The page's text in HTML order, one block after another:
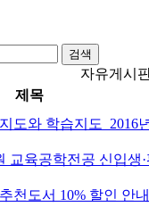
자유게시
제목
도와 학습지도_2016
육공학전공 신입생
천도서 10% 할인 안